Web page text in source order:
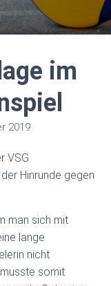
im
2019
VSG
Hinrunde gegen
man sich mit
lange
nicht
somit